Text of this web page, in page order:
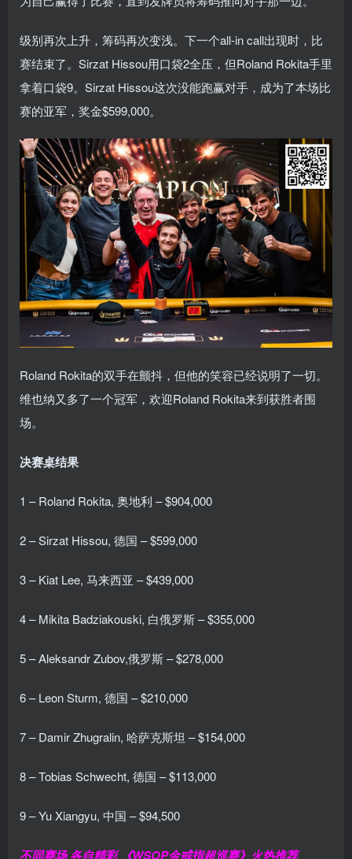
级别再次上升，筹码再次变浅。下一个all-in call出现时，比
赛结束了。Sirzat Hissou用口袋2全压，但Roland Rokita手里
拿着口袋9。Sirzat Hissou这次没能跑赢对手，成为了本场比
赛的亚军，奖金$599,000。
Roland Rokita的双手在颤抖，但他的笑容已经说明了一切。
维也纳又多了一个冠军，欢迎Roland Rokita来到获胜者围
场。
决赛桌结果
1 – Roland Rokita, 奥地利 – $904,000
2 – Sirzat Hissou, 德国 – $599,000
3 – Kiat Lee, 马来西亚 – $439,000
4 – Mikita Badziakouski, 白俄罗斯 – $355,000
5 – Aleksandr Zubov,俄罗斯 – $278,000
6 – Leon Sturm, 德国 – $210,000
7 – Damir Zhugralin, 哈萨克斯坦 – $154,000
8 – Tobias Schwecht, 德国 – $113,000
9 – Yu Xiangyu, 中国 – $94,500
不同赛场 各自精彩 《WSOP金戒指超巡赛》火热推荐